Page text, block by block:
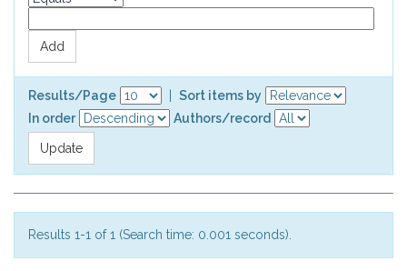
Results/Page
Sort items by
In order
Authors/record
Results 1-1 of 1 (Search time: 0.001 seconds).